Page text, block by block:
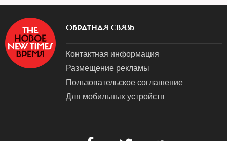
ОБРАТНАЯ СВЯЗЬ
Контактная информация
Размещение рекламы
Пользовательское соглашение
Для мобильных устройств